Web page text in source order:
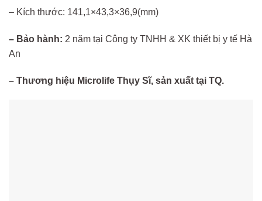
– Kích thước: 141,1×43,3×36,9(mm)
– Bảo hành: 2 năm tại Công ty TNHH & XK thiết bị y tế Hà
An
– Thương hiệu Microlife Thụy Sĩ, sản xuất tại TQ.